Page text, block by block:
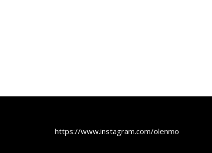
https://www.instagram.com/olenmobel